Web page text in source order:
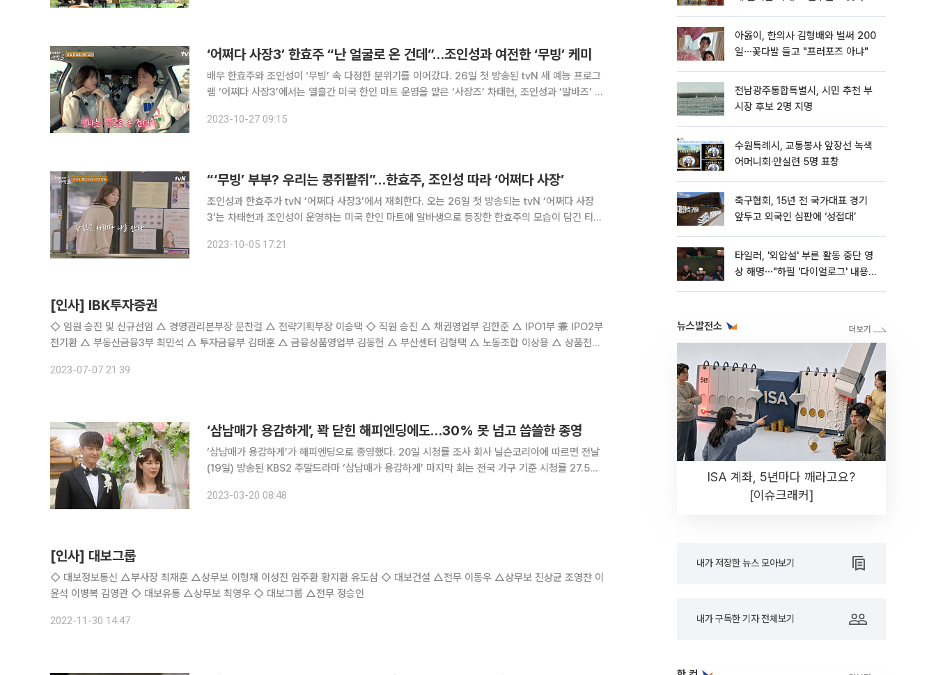
‘어쩌다 사장3’ 한효주 “난 얼굴로 온 건데”…조인성과 여전한 ‘무빙’ 케미
배우 한효주와 조인성이 ‘무빙’ 속 다정한 분위기를 이어갔다. 26일 첫 방송된 tvN 새 예능 프로그
램 ‘어쩌다 사장3’에서는 열흘간 미국 한인 마트 운영을 맡은 ‘사장즈’ 차태현, 조인성과 ‘알바즈’ 한
정거리는 영어였다. 그러나 한효주가 수준급 영어
2023-10-27 09:15
“‘무빙’ 부부? 우리는 콩쥐팥쥐”…한효주, 조인성 따라 ‘어쩌다 사장’
조인성과 한효주가 tvN ‘어쩌다 사장3’에서 재회한다. 오는 26일 첫 방송되는 tvN ‘어쩌다 사장
3’는 차태현과 조인성이 운영하는 미국 한인 마트에 알바생으로 등장한 한효주의 모습이 담긴 티저
던 조인성과 한효주는 다정한 모습을 연출했다. 티저 영상
2023-10-05 17:21
[인사] IBK투자증권
◇ 임원 승진 및 신규선임 △ 경영관리본부장 문찬걸 △ 전략기획부장 이승택 ◇ 직원 승진 △ 채권영업부 김한준 △ IPO1부 兼 IPO2부
전기환 △ 부동산금융3부 최민석 △ 투자금융부 김태훈 △ 금융상품영업부 김동헌 △ 부산센터 김형택 △ 노동조합 이상용 △ 상품전략
2023-07-07 21:39
‘삼남매가 용감하게’, 꽉 닫힌 해피엔딩에도…30% 못 넘고 씁쓸한 종영
‘삼남매가 용감하게’가 해피엔딩으로 종영했다. 20일 시청률 조사 회사 닐슨코리아에 따르면 전날
(19일) 방송된 KBS2 주말드라마 ‘삼남매가 용감하게’ 마지막 회는 전국 가구 기준 시청률 27.5%
미치지 못하는 수치다. 이로써 ‘삼남매가 용감하게’는
2023-03-20 08:48
[인사] 대보그룹
◇ 대보정보통신 △부사장 최재훈 △상무보 이형채 이성진 임주환 황지환 유도삼 ◇ 대보건설 △전무 이동우 △상무보 진상균 조영찬 이
윤석 이병복 김영관 ◇ 대보유통 △상무보 최영우 ◇ 대보그룹 △전무 정승인
2022-11-30 14:47
아옳이, 한의사 김형배와 벌써 200
일⋯꽃다발 들고 "프러포즈 아냐"
전남광주통합특별시, 시민 추천 부
시장 후보 2명 지명
수원특례시, 교통봉사 앞장선 녹색
어머니회·안실련 5명 표창
축구협회, 15년 전 국가대표 경기
앞두고 외국인 심판에 ‘성접대’
타일러, '외압설' 부른 활동 중단 영
상 해명⋯"하필 '다이얼로그' 내용이
뉴스발전소
ISA 계좌, 5년마다 깨라고요?
[이슈크래커]
내가 저장한 뉴스 모아보기
내가 구독한 기자 전체보기